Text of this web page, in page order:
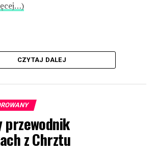
CZYTAJ DALEJ
przewodnik
z Chrztu